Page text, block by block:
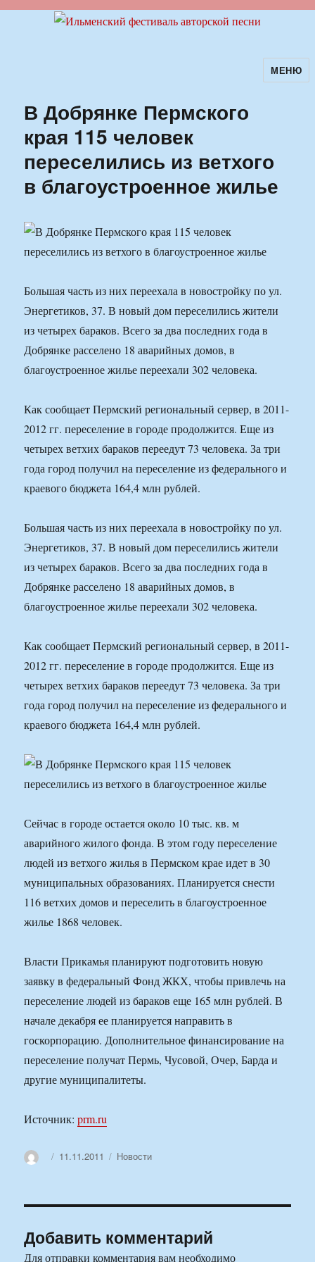
Ильменский фестиваль авторскойМЕНЮ
В Добрянке Пермского
края 115 человек
переселились из ветхого
в благоустроенное жилье
Большая часть из них переехала в новостройку по ул.
Энергетиков, 37. В новый дом переселились жители
из четырех бараков. Всего за два последних года в
Добрянке расселено 18 аварийных домов, в
благоустроенное жилье переехали 302 человека.
Как сообщает Пермский региональный сервер, в 2011-
2012 гг. переселение в городе продолжится. Еще из
четырех ветхих бараков переедут 73 человека. За три
года город получил на переселение из федерального и
краевого бюджета 164,4 млн рублей.
Большая часть из них переехала в новостройку по ул.
Энергетиков, 37. В новый дом переселились жители
из четырех бараков. Всего за два последних года в
Добрянке расселено 18 аварийных домов, в
благоустроенное жилье переехали 302 человека.
Как сообщает Пермский региональный сервер, в 2011-
2012 гг. переселение в городе продолжится. Еще из
четырех ветхих бараков переедут 73 человека. За три
года город получил на переселение из федерального и
краевого бюджета 164,4 млн рублей.
Сейчас в городе остается около 10 тыс. кв. м
аварийного жилого фонда. В этом году переселение
людей из ветхого жилья в Пермском крае идет в 30
муниципальных образованиях. Планируется снести
116 ветхих домов и переселить в благоустроенное
жилье 1868 человек.
Власти Прикамья планируют подготовить новую
заявку в федеральный Фонд ЖКХ, чтобы привлечь на
переселение людей из бараков еще 165 млн рублей. В
начале декабря ее планируется направить в
госкорпорацию. Дополнительное финансирование на
переселение получат Пермь, Чусовой, Очер, Барда и
другие муниципалитеты.
Источник:prm.ru
АвторОпубликовано
11.11.2011 Рубрики
Новости
Добавить комментарий
Для отправки комментария вам необходимо